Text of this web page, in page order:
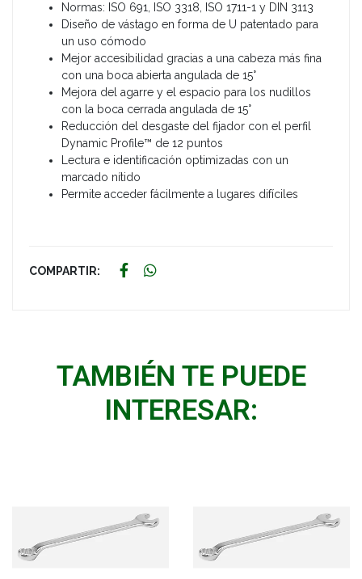
Normas: ISO 691, ISO 3318, ISO 1711-1 y DIN 3113
Diseño de vástago en forma de U patentado para
un uso cómodo
Mejor accesibilidad gracias a una cabeza más fina
con una boca abierta angulada de 15°
Mejora del agarre y el espacio para los nudillos
con la boca cerrada angulada de 15°
Reducción del desgaste del fijador con el perfil
Dynamic Profile™ de 12 puntos
Lectura e identificación optimizadas con un
marcado nítido
Permite acceder fácilmente a lugares difíciles
COMPARTIR:
TAMBIÉN TE PUEDE
INTERESAR: